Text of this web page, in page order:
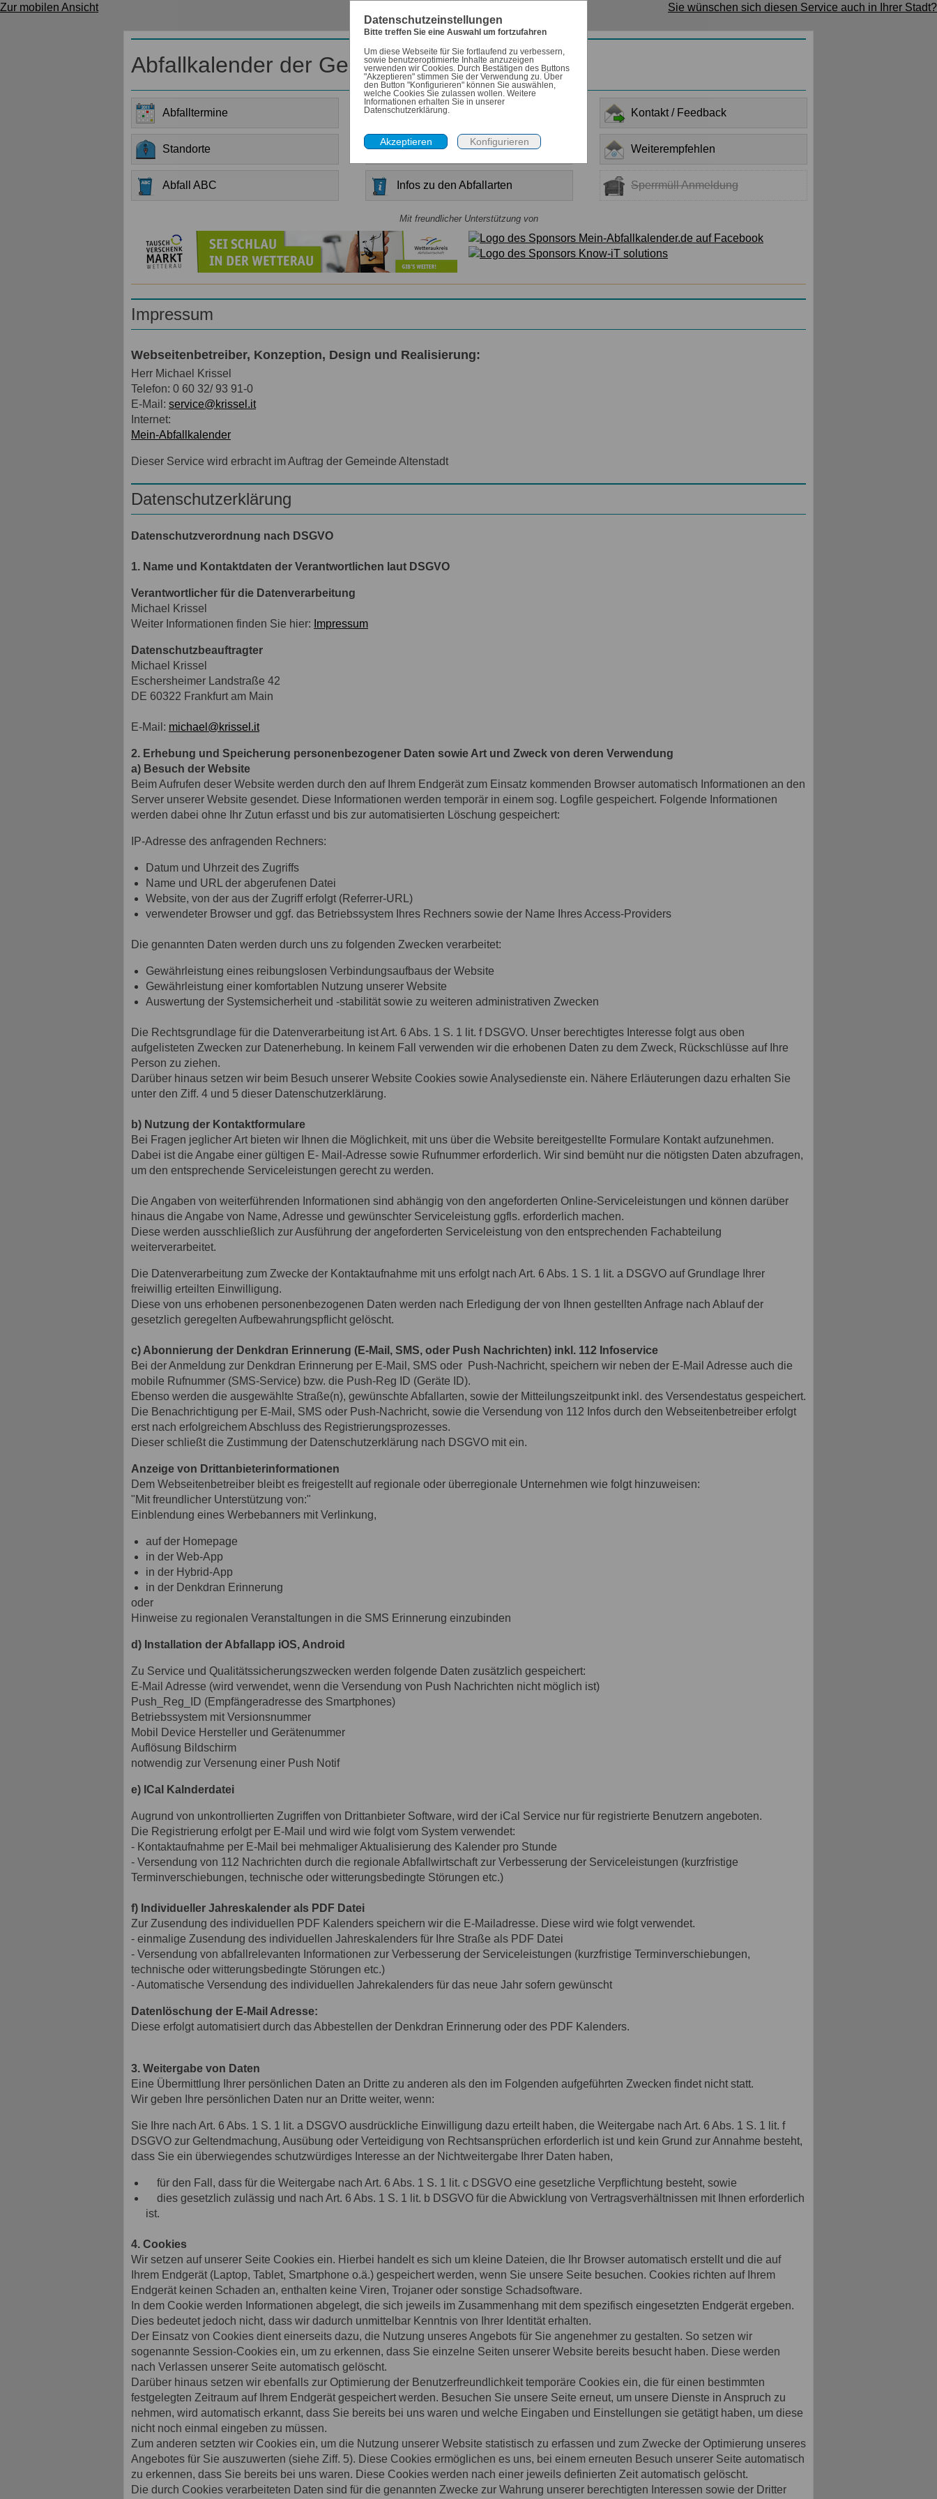
Zur mobilen Ansicht Sie wünschen sich diesen Service auch in Ihrer Stadt?
Abfallkalender der Gemeinde Altenstadt
Abfalltermine Anleitung Kontakt / Feedback
Standorte Allgemeine Informationen Weiterempfehlen
Abfall ABC Infos zu den Abfallarten Sperrmüll Anmeldung
Mit freundlicher Unterstützung von
Impressum
Webseitenbetreiber, Konzeption, Design und Realisierung:
Herr Michael Krissel
Telefon: 0 60 32/ 93 91-0
E-Mail: service@krissel.it
Internet:
Mein-Abfallkalender
Dieser Service wird erbracht im Auftrag der Gemeinde Altenstadt
Datenschutzerklärung
Datenschutzverordnung nach DSGVO
1. Name und Kontaktdaten der Verantwortlichen laut DSGVO
Verantwortlicher für die Datenverarbeitung
Michael Krissel
Weiter Informationen finden Sie hier: Impressum
Datenschutzbeauftragter
Michael Krissel
Eschersheimer Landstraße 42
DE 60322 Frankfurt am Main
E-Mail: michael@krissel.it
2. Erhebung und Speicherung personenbezogener Daten sowie Art und Zweck von deren Verwendung
a) Besuch der Website
Beim Aufrufen deser Website werden durch den auf Ihrem Endgerät zum Einsatz kommenden Browser automatisch Informationen an den
Server unserer Website gesendet. Diese Informationen werden temporär in einem sog. Logfile gespeichert. Folgende Informationen
werden dabei ohne Ihr Zutun erfasst und bis zur automatisierten Löschung gespeichert:
IP-Adresse des anfragenden Rechners:
Datum und Uhrzeit des Zugriffs
Name und URL der abgerufenen Datei
Website, von der aus der Zugriff erfolgt (Referrer-URL)
verwendeter Browser und ggf. das Betriebssystem Ihres Rechners sowie der Name Ihres Access-Providers
Die genannten Daten werden durch uns zu folgenden Zwecken verarbeitet:
Gewährleistung eines reibungslosen Verbindungsaufbaus der Website
Gewährleistung einer komfortablen Nutzung unserer Website
Auswertung der Systemsicherheit und -stabilität sowie zu weiteren administrativen Zwecken
Die Rechtsgrundlage für die Datenverarbeitung ist Art. 6 Abs. 1 S. 1 lit. f DSGVO. Unser berechtigtes Interesse folgt aus oben
aufgelisteten Zwecken zur Datenerhebung. In keinem Fall verwenden wir die erhobenen Daten zu dem Zweck, Rückschlüsse auf Ihre
Person zu ziehen.
Darüber hinaus setzen wir beim Besuch unserer Website Cookies sowie Analysedienste ein. Nähere Erläuterungen dazu erhalten Sie
unter den Ziff. 4 und 5 dieser Datenschutzerklärung.
b) Nutzung der Kontaktformulare
Bei Fragen jeglicher Art bieten wir Ihnen die Möglichkeit, mit uns über die Website bereitgestellte Formulare Kontakt aufzunehmen.
Dabei ist die Angabe einer gültigen E- Mail-Adresse sowie Rufnummer erforderlich. Wir sind bemüht nur die nötigsten Daten abzufragen,
um den entsprechende Serviceleistungen gerecht zu werden.
Die Angaben von weiterführenden Informationen sind abhängig von den angeforderten Online-Serviceleistungen und können darüber
hinaus die Angabe von Name, Adresse und gewünschter Serviceleistung ggfls. erforderlich machen.
Diese werden ausschließlich zur Ausführung der angeforderten Serviceleistung von den entsprechenden Fachabteilung
weiterverarbeitet.
Die Datenverarbeitung zum Zwecke der Kontaktaufnahme mit uns erfolgt nach Art. 6 Abs. 1 S. 1 lit. a DSGVO auf Grundlage Ihrer
freiwillig erteilten Einwilligung.
Diese von uns erhobenen personenbezogenen Daten werden nach Erledigung der von Ihnen gestellten Anfrage nach Ablauf der
gesetzlich geregelten Aufbewahrungspflicht gelöscht.
c) Abonnierung der Denkdran Erinnerung (E-Mail, SMS, oder Push Nachrichten) inkl. 112 Infoservice
Bei der Anmeldung zur Denkdran Erinnerung per E-Mail, SMS oder Push-Nachricht, speichern wir neben der E-Mail Adresse auch die
mobile Rufnummer (SMS-Service) bzw. die Push-Reg ID (Geräte ID).
Ebenso werden die ausgewählte Straße(n), gewünschte Abfallarten, sowie der Mitteilungszeitpunkt inkl. des Versendestatus gespeichert.
Die Benachrichtigung per E-Mail, SMS oder Push-Nachricht, sowie die Versendung von 112 Infos durch den Webseitenbetreiber erfolgt
erst nach erfolgreichem Abschluss des Registrierungsprozesses.
Dieser schließt die Zustimmung der Datenschutzerklärung nach DSGVO mit ein.
Anzeige von Drittanbieterinformationen
Dem Webseitenbetreiber bleibt es freigestellt auf regionale oder überregionale Unternehmen wie folgt hinzuweisen:
"Mit freundlicher Unterstützung von:"
Einblendung eines Werbebanners mit Verlinkung,
auf der Homepage
in der Web-App
in der Hybrid-App
in der Denkdran Erinnerung
oder
Hinweise zu regionalen Veranstaltungen in die SMS Erinnerung einzubinden
d) Installation der Abfallapp iOS, Android
Zu Service und Qualitätssicherungszwecken werden folgende Daten zusätzlich gespeichert:
E-Mail Adresse (wird verwendet, wenn die Versendung von Push Nachrichten nicht möglich ist)
Push_Reg_ID (Empfängeradresse des Smartphones)
Betriebssystem mit Versionsnummer
Mobil Device Hersteller und Gerätenummer
Auflösung Bildschirm
notwendig zur Versenung einer Push Notif
e) ICal Kalnderdatei
Augrund von unkontrollierten Zugriffen von Drittanbieter Software, wird der iCal Service nur für registrierte Benutzern angeboten.
Die Registrierung erfolgt per E-Mail und wird wie folgt vom System verwendet:
- Kontaktaufnahme per E-Mail bei mehmaliger Aktualisierung des Kalender pro Stunde
- Versendung von 112 Nachrichten durch die regionale Abfallwirtschaft zur Verbesserung der Serviceleistungen (kurzfristige
Terminverschiebungen, technische oder witterungsbedingte Störungen etc.)
f) Individueller Jahreskalender als PDF Datei
Zur Zusendung des individuellen PDF Kalenders speichern wir die E-Mailadresse. Diese wird wie folgt verwendet.
- einmalige Zusendung des individuellen Jahreskalenders für Ihre Straße als PDF Datei
- Versendung von abfallrelevanten Informationen zur Verbesserung der Serviceleistungen (kurzfristige Terminverschiebungen,
technische oder witterungsbedingte Störungen etc.)
- Automatische Versendung des individuellen Jahrekalenders für das neue Jahr sofern gewünscht
Datenlöschung der E-Mail Adresse:
Diese erfolgt automatisiert durch das Abbestellen der Denkdran Erinnerung oder des PDF Kalenders.
3. Weitergabe von Daten
Eine Übermittlung Ihrer persönlichen Daten an Dritte zu anderen als den im Folgenden aufgeführten Zwecken findet nicht statt.
Wir geben Ihre persönlichen Daten nur an Dritte weiter, wenn:
Sie Ihre nach Art. 6 Abs. 1 S. 1 lit. a DSGVO ausdrückliche Einwilligung dazu erteilt haben, die Weitergabe nach Art. 6 Abs. 1 S. 1 lit. f
DSGVO zur Geltendmachung, Ausübung oder Verteidigung von Rechtsansprüchen erforderlich ist und kein Grund zur Annahme besteht,
dass Sie ein überwiegendes schutzwürdiges Interesse an der Nichtweitergabe Ihrer Daten haben,
für den Fall, dass für die Weitergabe nach Art. 6 Abs. 1 S. 1 lit. c DSGVO eine gesetzliche Verpflichtung besteht, sowie
dies gesetzlich zulässig und nach Art. 6 Abs. 1 S. 1 lit. b DSGVO für die Abwicklung von Vertragsverhältnissen mit Ihnen erforderlich
ist.
4. Cookies
Wir setzen auf unserer Seite Cookies ein. Hierbei handelt es sich um kleine Dateien, die Ihr Browser automatisch erstellt und die auf
Ihrem Endgerät (Laptop, Tablet, Smartphone o.ä.) gespeichert werden, wenn Sie unsere Seite besuchen. Cookies richten auf Ihrem
Endgerät keinen Schaden an, enthalten keine Viren, Trojaner oder sonstige Schadsoftware.
In dem Cookie werden Informationen abgelegt, die sich jeweils im Zusammenhang mit dem spezifisch eingesetzten Endgerät ergeben.
Dies bedeutet jedoch nicht, dass wir dadurch unmittelbar Kenntnis von Ihrer Identität erhalten.
Der Einsatz von Cookies dient einerseits dazu, die Nutzung unseres Angebots für Sie angenehmer zu gestalten. So setzen wir
sogenannte Session-Cookies ein, um zu erkennen, dass Sie einzelne Seiten unserer Website bereits besucht haben. Diese werden
nach Verlassen unserer Seite automatisch gelöscht.
Darüber hinaus setzen wir ebenfalls zur Optimierung der Benutzerfreundlichkeit temporäre Cookies ein, die für einen bestimmten
festgelegten Zeitraum auf Ihrem Endgerät gespeichert werden. Besuchen Sie unsere Seite erneut, um unsere Dienste in Anspruch zu
nehmen, wird automatisch erkannt, dass Sie bereits bei uns waren und welche Eingaben und Einstellungen sie getätigt haben, um diese
nicht noch einmal eingeben zu müssen.
Zum anderen setzten wir Cookies ein, um die Nutzung unserer Website statistisch zu erfassen und zum Zwecke der Optimierung unseres
Angebotes für Sie auszuwerten (siehe Ziff. 5). Diese Cookies ermöglichen es uns, bei einem erneuten Besuch unserer Seite automatisch
zu erkennen, dass Sie bereits bei uns waren. Diese Cookies werden nach einer jeweils definierten Zeit automatisch gelöscht.
Die durch Cookies verarbeiteten Daten sind für die genannten Zwecke zur Wahrung unserer berechtigten Interessen sowie der Dritter
Datenschutzeinstellungen
Bitte treffen Sie eine Auswahl um fortzufahren
Um diese Webseite für Sie fortlaufend zu verbessern,
sowie benutzeroptimierte Inhalte anzuzeigen
verwenden wir Cookies. Durch Bestätigen des Buttons
"Akzeptieren" stimmen Sie der Verwendung zu. Über
den Button "Konfigurieren" können Sie auswählen,
welche Cookies Sie zulassen wollen. Weitere
Informationen erhalten Sie in unserer
Datenschutzerklärung.